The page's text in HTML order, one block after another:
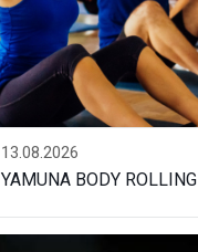
13.08.2026
YAMUNA BODY ROLLING